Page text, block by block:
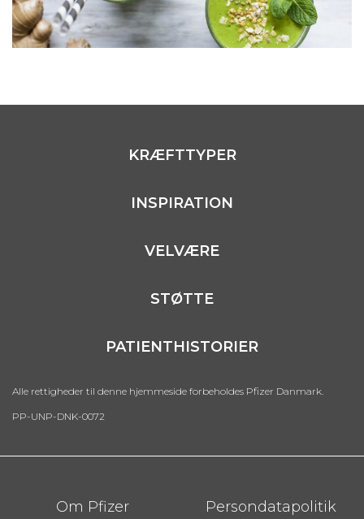
KRÆFTTYPER
INSPIRATION
VELVÆRE
STØTTE
PATIENTHISTORIER
Alle rettigheder til denne hjemmeside forbeholdes Pfizer Danmark.
PP-UNP-DNK-0072
FooterOm Pfizer Persondatapolitik